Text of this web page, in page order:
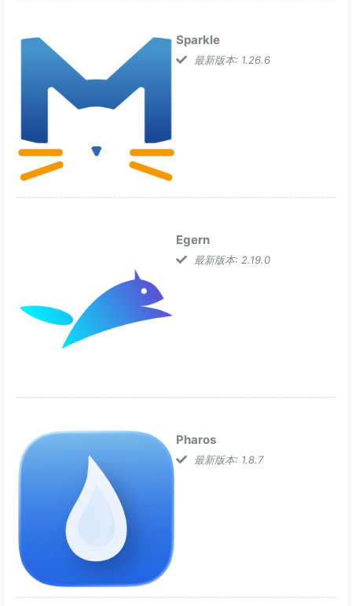
Sparkle
最新版本: 1.26.6
Egern
最新版本: 2.19.0
Pharos
最新版本: 1.8.7